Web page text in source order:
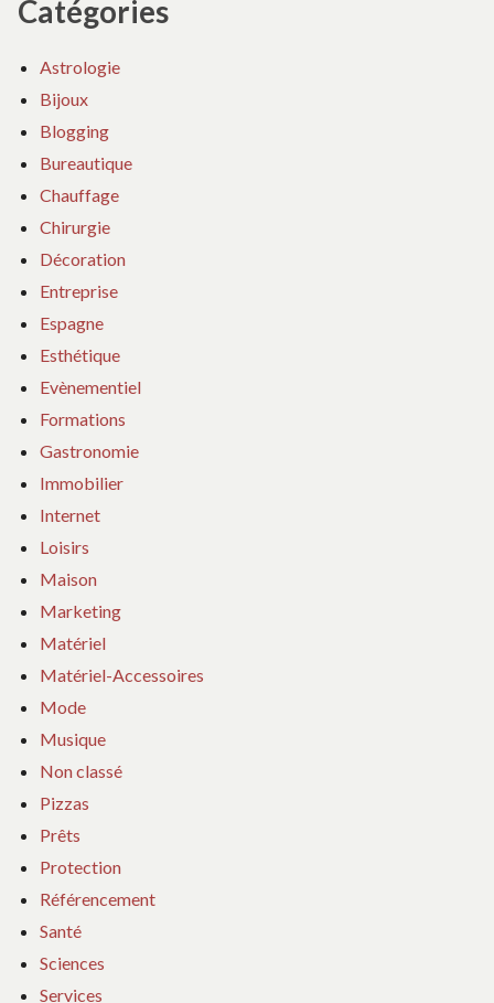
Catégories
Astrologie
Bijoux
Blogging
Bureautique
Chauffage
Chirurgie
Décoration
Entreprise
Espagne
Esthétique
Evènementiel
Formations
Gastronomie
Immobilier
Internet
Loisirs
Maison
Marketing
Matériel
Matériel-Accessoires
Mode
Musique
Non classé
Pizzas
Prêts
Protection
Référencement
Santé
Sciences
Services